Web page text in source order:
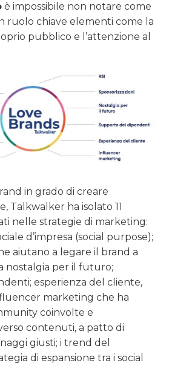
è impossibile non notare come
ruolo chiave elementi come la
pubblico e l’attenzione al
in grado di creare
Talkwalker ha isolato 11
nelle strategie di marketing:
d’impresa (social purpose);
aiutano a legare il brand a
nostalgia per il futuro;
esperienza del cliente,
marketing che ha
coinvolte e
contenuti, a patto di
giusti; i trend del
di espansione tra i social